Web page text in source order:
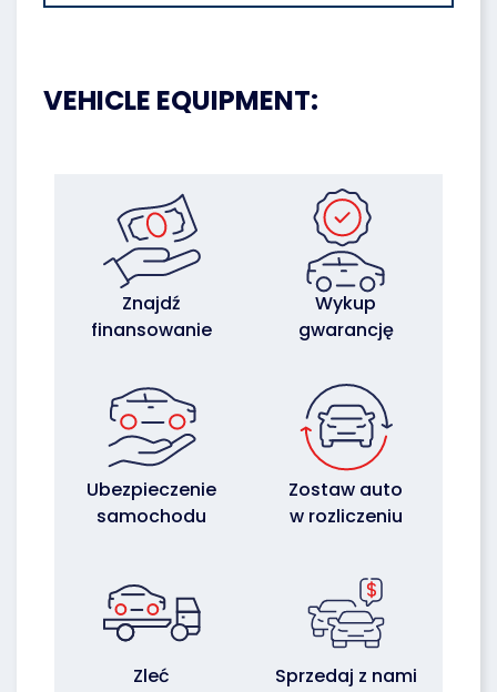
VEHICLE EQUIPMENT:
Znajdź
finansowanie
Wykup
gwarancję
Ubezpieczenie
samochodu
Zostaw auto
w rozliczeniu
Zleć
Sprzedaj z nami